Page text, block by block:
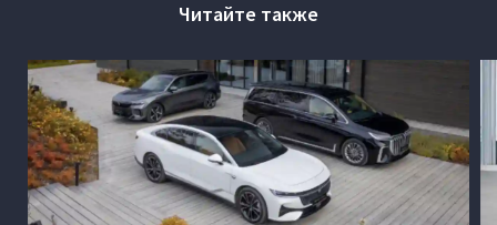
Читайте также